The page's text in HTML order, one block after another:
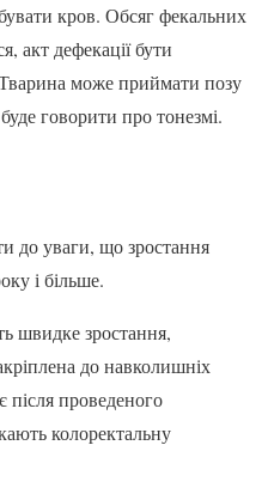
кров. Обсяг фекальних
акт дефекації бути
Тварина може приймати позу
говорити про тонезмі.
до уваги, що зростання
і більше.
швидке зростання,
до навколишніх
проведеного
колоректальну